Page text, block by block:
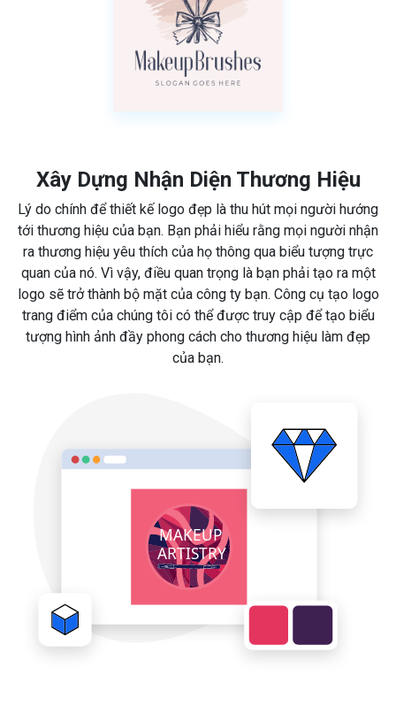
Xây Dựng Nhận Diện Thương Hiệu
Lý do chính để thiết kế logo đẹp là thu hút mọi người hướng
tới thương hiệu của bạn. Bạn phải hiểu rằng mọi người nhận
ra thương hiệu yêu thích của họ thông qua biểu tượng trực
quan của nó. Vì vậy, điều quan trọng là bạn phải tạo ra một
logo sẽ trở thành bộ mặt của công ty bạn. Công cụ tạo logo
trang điểm của chúng tôi có thể được truy cập để tạo biểu
tượng hình ảnh đầy phong cách cho thương hiệu làm đẹp
của bạn.